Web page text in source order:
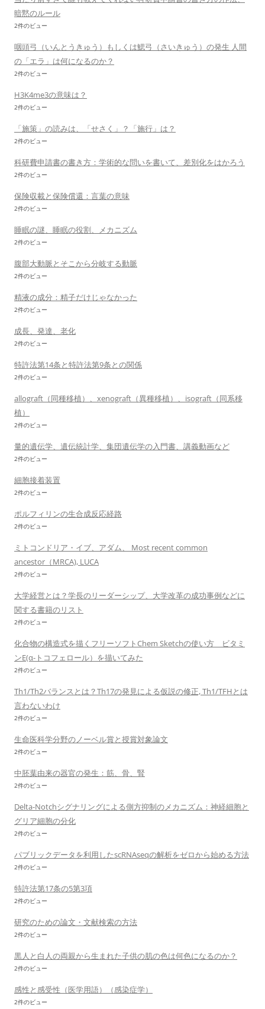
暗黙のルール
2件のビュー
咽頭弓（いんとうきゅう）もしくは鰓弓（さいきゅう）の発生 人間
の「エラ」は何になるのか？
2件のビュー
H3K4me3の意味は？
2件のビュー
「施策」の読みは、「せさく」？「施行」は？
2件のビュー
科研費申請書の書き方：学術的な問いを書いて、差別化をはかろう
2件のビュー
保険収載と保険償還：言葉の意味
2件のビュー
睡眠の謎、睡眠の役割、メカニズム
2件のビュー
腹部大動脈とそこから分岐する動脈
2件のビュー
精液の成分：精子だけじゃなかった
2件のビュー
成長、発達、老化
2件のビュー
特許法第14条と特許法第9条との関係
2件のビュー
allograft（同種移植）、xenograft（異種移植）、isograft（同系移
植）
2件のビュー
量的遺伝学、遺伝統計学、集団遺伝学の入門書、講義動画など
2件のビュー
細胞接着装置
2件のビュー
ポルフィリンの生合成反応経路
2件のビュー
ミトコンドリア・イブ、アダム、 Most recent common
ancestor（MRCA), LUCA
2件のビュー
大学経営とは？学長のリーダーシップ、大学改革の成功事例などに
関する書籍のリスト
2件のビュー
化合物の構造式を描くフリーソフトChem Sketchの使い方 ビタミ
ンE(α-トコフェロール）を描いてみた
2件のビュー
Th1/Th2バランスとは？Th17の発見による仮説の修正, Th1/TFHとは
言わないわけ
2件のビュー
生命医科学分野のノーベル賞と授賞対象論文
2件のビュー
中胚葉由来の器官の発生：筋、骨、腎
2件のビュー
Delta-Notchシグナリングによる側方抑制のメカニズム：神経細胞と
グリア細胞の分化
2件のビュー
パブリックデータを利用したscRNAseqの解析をゼロから始める方法
2件のビュー
特許法第17条の5第3項
2件のビュー
研究のための論文・文献検索の方法
2件のビュー
黒人と白人の両親から生まれた子供の肌の色は何色になるのか？
2件のビュー
感性と感受性（医学用語）（感染症学）
2件のビュー